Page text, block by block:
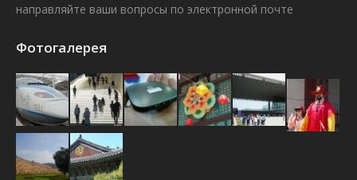
направляйте ваши вопросы по электронной почте
Фотогалерея